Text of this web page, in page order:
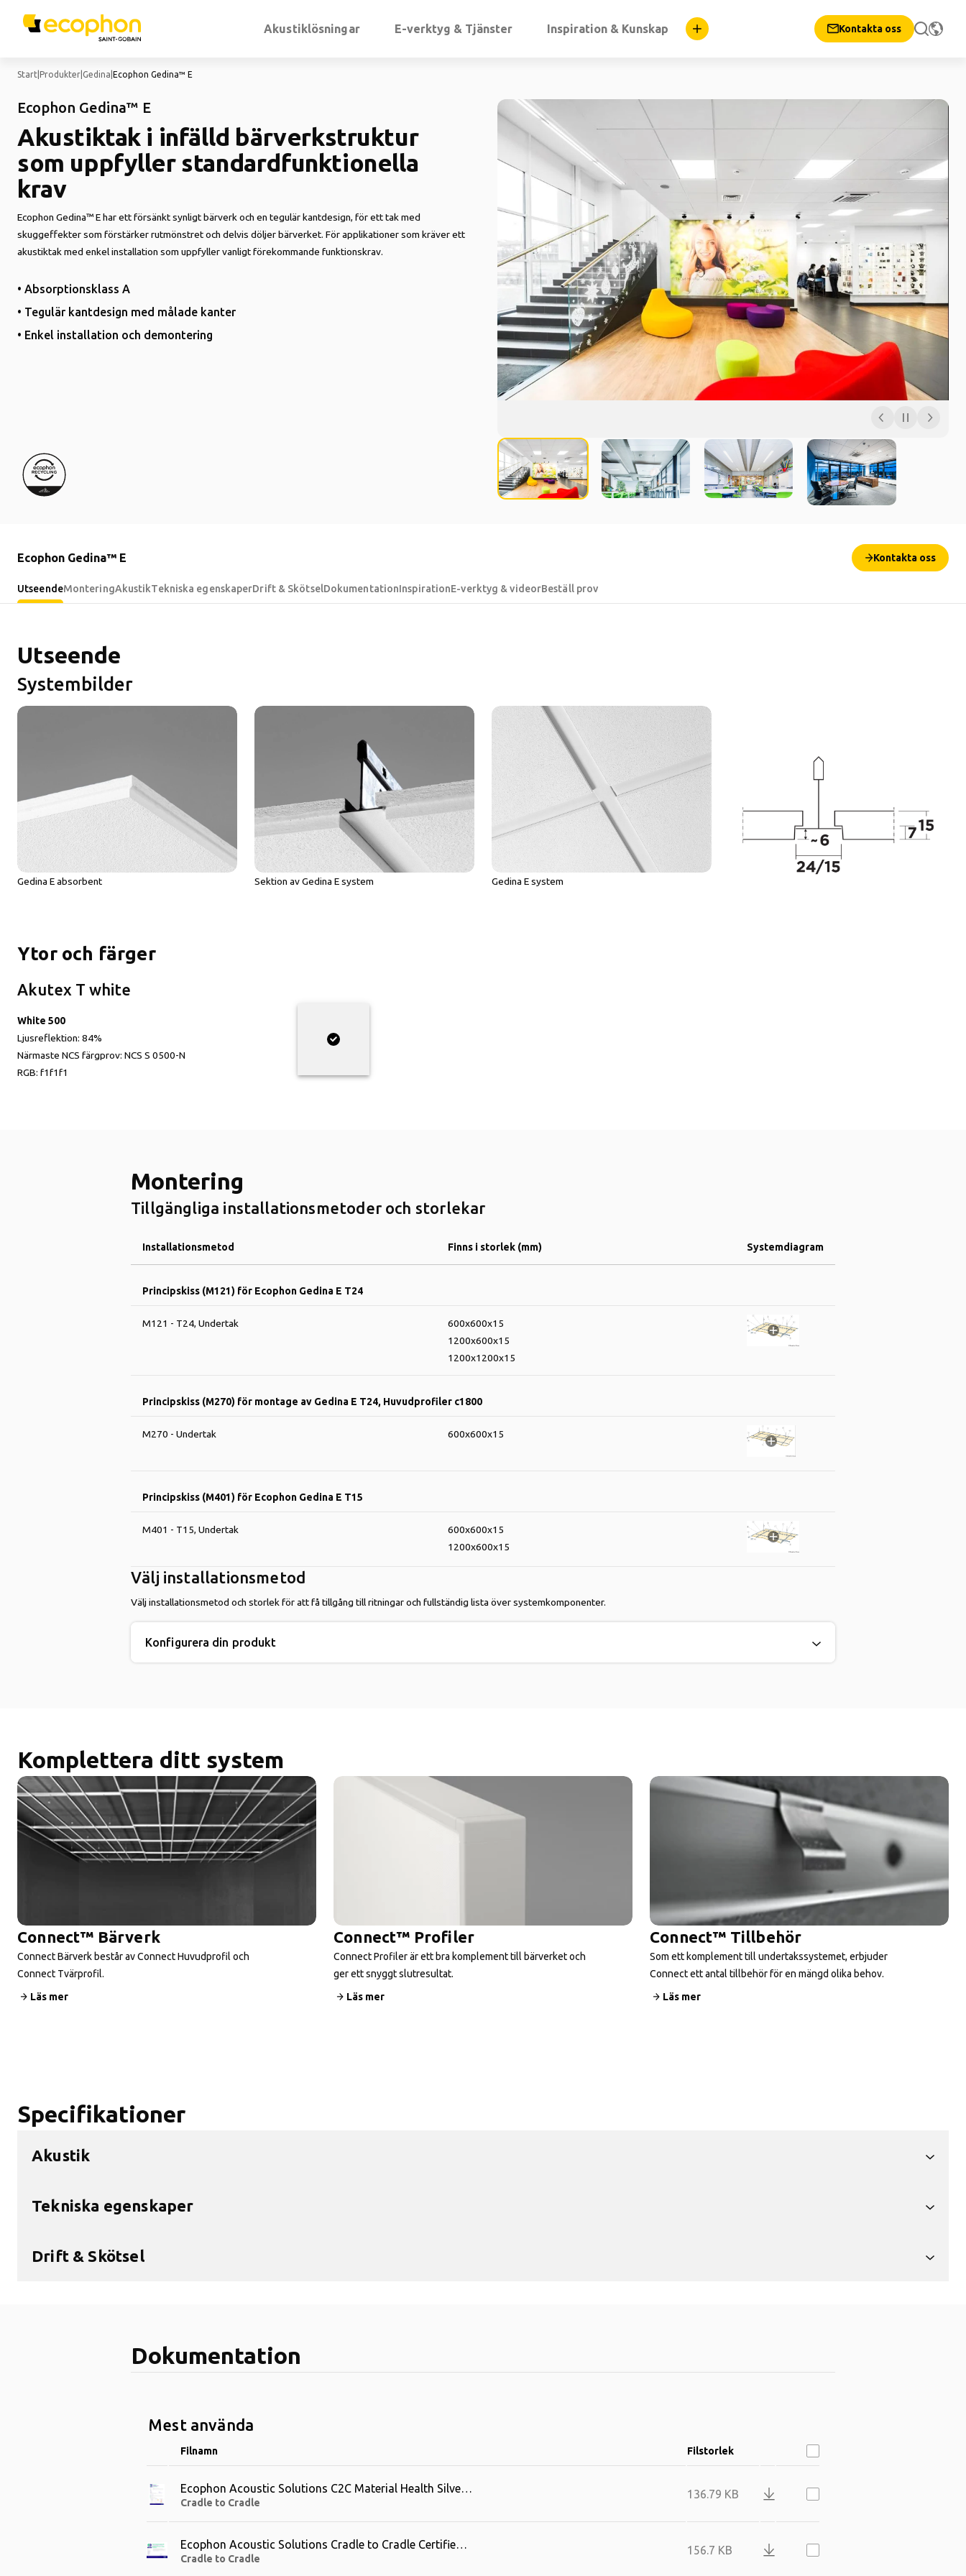
Akustiklösningar E-verktyg & Tjänster Inspiration & Kunskap Kontakta oss
Start Produkter Gedina Ecophon Gedina™ E
Ecophon Gedina™ E
Akustiktak i infälld bärverkstruktur
som uppfyller standardfunktionella
krav
Ecophon Gedina™ E har ett försänkt synligt bärverk och en tegulär kantdesign, för ett tak med
skuggeffekter som förstärker rutmönstret och delvis döljer bärverket. För applikationer som kräver ett
akustiktak med enkel installation som uppfyller vanligt förekommande funktionskrav.
• Absorptionsklass A
• Tegulär kantdesign med målade kanter
• Enkel installation och demontering
Ecophon Gedina™ E Kontakta oss
UtseendeMonteringAkustikTekniska egenskaperDrift & SkötselDokumentationInspirationE-verktyg & videorBeställ prov
Utseende
Systembilder
Gedina E absorbent Sektion av Gedina E system Gedina E system
Ytor och färger
Akutex T white
White 500
Ljusreflektion: 84%
Närmaste NCS färgprov: NCS S 0500-N
RGB: f1f1f1
Montering
Tillgängliga installationsmetoder och storlekar
Installationsmetod Finns i storlek (mm) Systemdiagram
Principskiss (M121) för Ecophon Gedina E T24
M121 - T24, Undertak
600x600x15
1200x600x15
1200x1200x15
Principskiss (M270) för montage av Gedina E T24, Huvudprofiler c1800
M270 - Undertak 600x600x15
Principskiss (M401) för Ecophon Gedina E T15
M401 - T15, Undertak
600x600x15
1200x600x15
Välj installationsmetod
Välj installationsmetod och storlek för att få tillgång till ritningar och fullständig lista över systemkomponenter.
Konfigurera din produkt
Komplettera ditt system
Connect™ Bärverk
Connect Bärverk består av Connect Huvudprofil och
Connect Tvärprofil.
Läs mer
Connect™ Profiler
Connect Profiler är ett bra komplement till bärverket och
ger ett snyggt slutresultat.
Läs mer
Connect™ Tillbehör
Som ett komplement till undertakssystemet, erbjuder
Connect ett antal tillbehör för en mängd olika behov.
Läs mer
Specifikationer
Akustik
Tekniska egenskaper
Drift & Skötsel
Dokumentation
Mest använda
Filnamn Filstorlek
Ecophon Acoustic Solutions C2C Material Health Silve…
Cradle to Cradle
136.79 KB
Ecophon Acoustic Solutions Cradle to Cradle Certifie…
Cradle to Cradle
156.7 KB